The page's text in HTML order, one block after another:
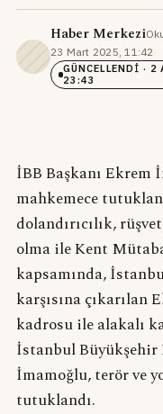
Haber Merkezi
23 Mart 2025, 11:42·
GÜNCELLENDI · 2
23:43
İBB Başkanı Ekrem
mahkemece
dolandırıcılık,
olma ile Kent
kapsamında,
karşısına çıkarılan
kadrosu ile alakalı
İstanbul Büyükşehir
İmamoğlu, terör ve
tutuklandı.